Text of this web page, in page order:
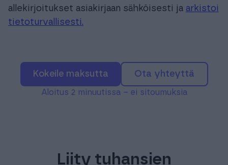
allekirjoitukset asiakirjaan sähköisesti ja arkistoi
tietoturvallisesti.
Kokeile maksutta Ota yhteyttä
Aloitus 2 minuutissa – ei sitoumuksia
Liity tuhansien